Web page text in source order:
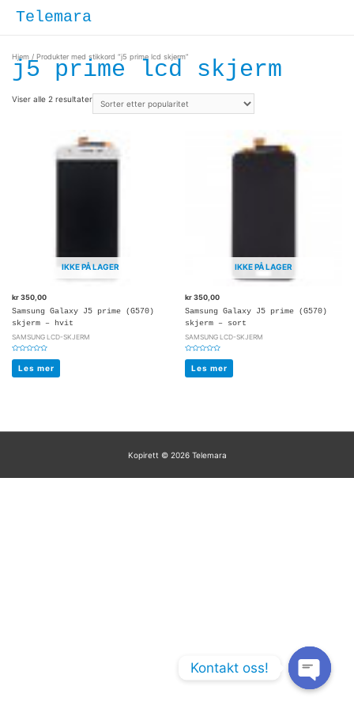
Telemara
Hjem / Produkter med stikkord “j5 prime lcd skjerm”
j5 prime lcd skjerm
Viser alle 2 resultater
IKKE PÅ LAGER
kr350,00
Samsung Galaxy J5 prime (G570)
skjerm – hvit
SAMSUNG LCD-SKJERM
av
5
Les mer
IKKE PÅ LAGER
kr350,00
Samsung Galaxy J5 prime (G570)
skjerm – sort
SAMSUNG LCD-SKJERM
av
5
Les mer
Kopirett © 2026 Telemara
Kontakt oss!
Open chaty